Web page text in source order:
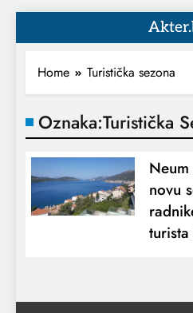
Home Turistička sezona
Oznaka:Turistička
novu